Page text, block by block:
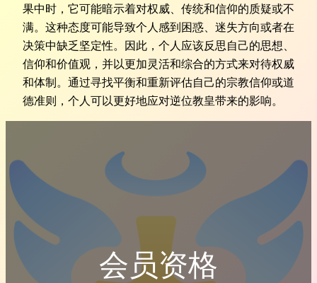
果中时，它可能暗示着对权威、传统和信仰的质疑或不
满。这种态度可能导致个人感到困惑、迷失方向或者在
决策中缺乏坚定性。因此，个人应该反思自己的思想、
信仰和价值观，并以更加灵活和综合的方式来对待权威
和体制。通过寻找平衡和重新评估自己的宗教信仰或道
德准则，个人可以更好地应对逆位教皇带来的影响。
会员资格